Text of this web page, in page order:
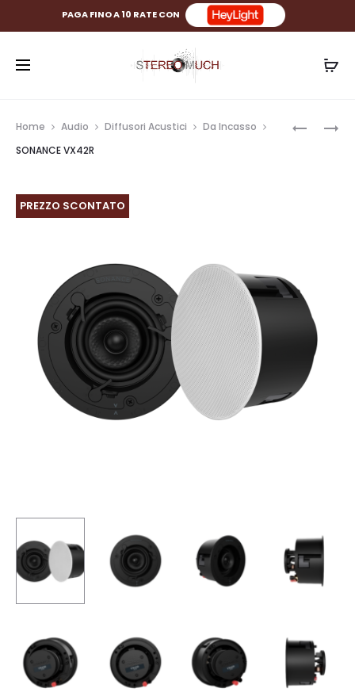
PAGA FINO A 10 RATE CON
MUSICAL
SONANCE
Home Audio Diffusori Acustici
Da Incasso
SONANCE VX42R
PREZZO SCONTATO